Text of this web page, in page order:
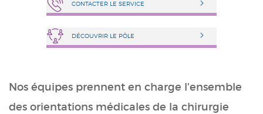
CONTACTER LE SERVICE
DÉCOUVRIR LE PÔLE
Nos équipes prennent en charge l'ensemble
des orientations médicales de la chirurgie